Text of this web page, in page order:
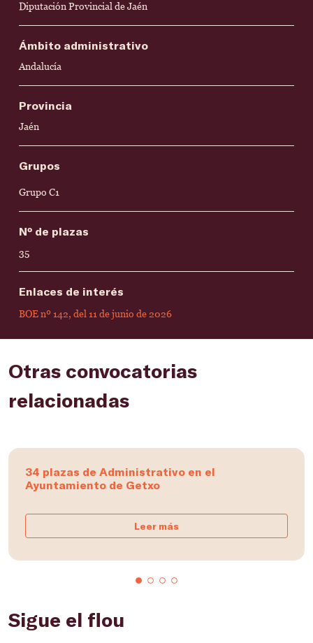
Diputación Provincial de Jaén
Ámbito administrativo
Andalucía
Provincia
Jaén
Grupos
Grupo C1
Nº de plazas
35
Enlaces de interés
BOE nº 142, del 11 de junio de 2026
Otras convocatorias
relacionadas
34 plazas de Administrativo en el
Ayuntamiento de Getxo
Leer más
Sigue el flou